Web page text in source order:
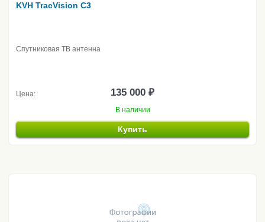
KVH TracVision C3
Спутниковая ТВ антенна
Цена: 135 000 ₽
В наличии
Купить